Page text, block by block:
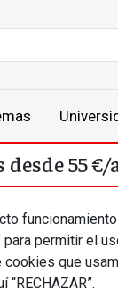
para permitir el
cookies que
55 €/